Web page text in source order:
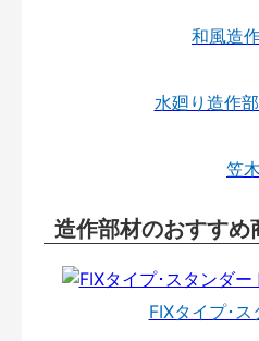
和風造
水廻り造作
笠木
造作部材のおすすめ
FIXタイプ･ス